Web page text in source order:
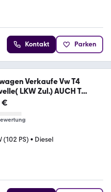
Kontakt Parken
Verkaufe Vw T4
LKW Zul.) AUCH T...
€
(102 PS) • Diesel